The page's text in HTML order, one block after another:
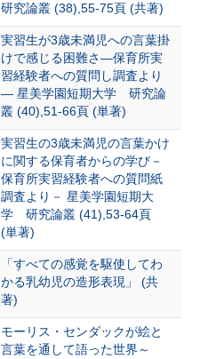
研究論叢 (38),55-75頁 (共著)
実習生が3歳未満児への言葉掛
けで感じる困難さ―保育所実
習経験者への質問し調査より
― 星美学園短期大学 研究論
叢 (40),51-66頁 (単著)
実習生の3歳未満児の言葉かけ
に関する保育者からの学び－
保育所実習経験者への質問紙
調査より－ 星美学園短期大
学 研究論叢 (41),53-64頁
(単著)
「すべての感覚を駆使してわ
かる乳幼児の造形表現」 (共
著)
モーリス・センダックが絵と
言葉を通して語った世界～